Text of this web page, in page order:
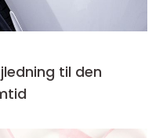
til den